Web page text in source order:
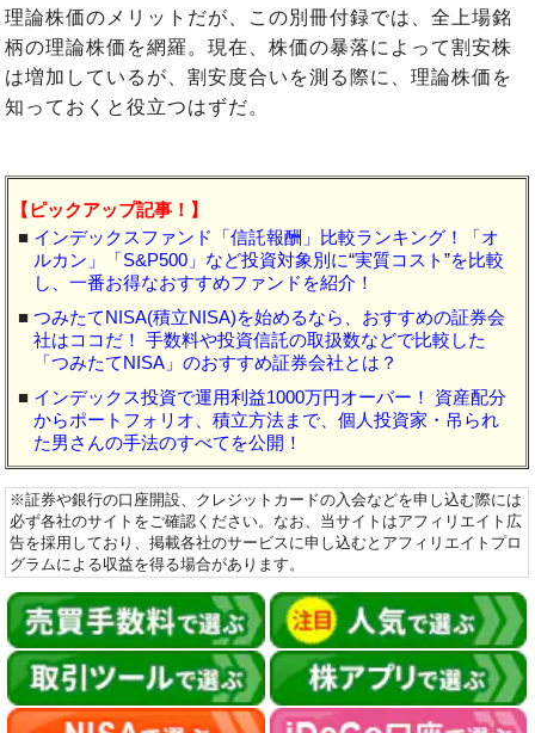
理論株価のメリットだが、この別冊付録では、全上場銘
柄の理論株価を網羅。現在、株価の暴落によって割安株
は増加しているが、割安度合いを測る際に、理論株価を
知っておくと役立つはずだ。
【ピックアップ記事！】
■ インデックスファンド「信託報酬」比較ランキング！「オ
ルカン」「S&P500」など投資対象別に“実質コスト”を比較
し、一番お得なおすすめファンドを紹介！
■ つみたてNISA(積立NISA)を始めるなら、おすすめの証券会
社はココだ！ 手数料や投資信託の取扱数などで比較した
「つみたてNISA」のおすすめ証券会社とは？
■ インデックス投資で運用利益1000万円オーバー！ 資産配分
からポートフォリオ、積立方法まで、個人投資家・吊られ
た男さんの手法のすべてを公開！
※証券や銀行の口座開設、クレジットカードの入会などを申し込む際には
必ず各社のサイトをご確認ください。なお、当サイトはアフィリエイト広
告を採用しており、掲載各社のサービスに申し込むとアフィリエイトプロ
グラムによる収益を得る場合があります。